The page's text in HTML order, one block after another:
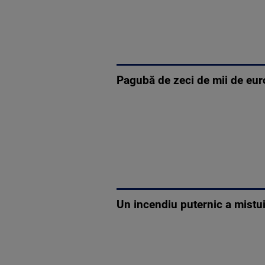
Pagubă de zeci de mii de
Un incendiu puternic a